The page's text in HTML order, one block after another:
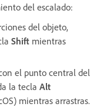
del escalado:
del objeto,
Shift mientras
el punto central del
la tecla Alt
mientras arrastras.